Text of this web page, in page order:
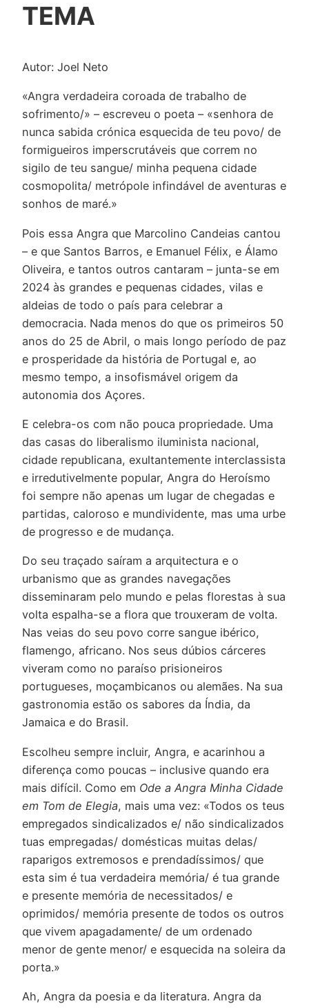
TEMA
Autor: Joel Neto
«Angra verdadeira coroada de trabalho de
sofrimento/» – escreveu o poeta – «senhora de
nunca sabida crónica esquecida de teu povo/ de
formigueiros imperscrutáveis que correm no
sigilo de teu sangue/ minha pequena cidade
cosmopolita/ metrópole infindável de aventuras e
sonhos de maré.»
Pois essa Angra que Marcolino Candeias cantou
– e que Santos Barros, e Emanuel Félix, e Álamo
Oliveira, e tantos outros cantaram – junta-se em
2024 às grandes e pequenas cidades, vilas e
aldeias de todo o país para celebrar a
democracia. Nada menos do que os primeiros 50
anos do 25 de Abril, o mais longo período de paz
e prosperidade da história de Portugal e, ao
mesmo tempo, a insofismável origem da
autonomia dos Açores.
E celebra-os com não pouca propriedade. Uma
das casas do liberalismo iluminista nacional,
cidade republicana, exultantemente interclassista
e irredutivelmente popular, Angra do Heroísmo
foi sempre não apenas um lugar de chegadas e
partidas, caloroso e mundividente, mas uma urbe
de progresso e de mudança.
Do seu traçado saíram a arquitectura e o
urbanismo que as grandes navegações
disseminaram pelo mundo e pelas florestas à sua
volta espalha-se a flora que trouxeram de volta.
Nas veias do seu povo corre sangue ibérico,
flamengo, africano. Nos seus dúbios cárceres
viveram como no paraíso prisioneiros
portugueses, moçambicanos ou alemães. Na sua
gastronomia estão os sabores da Índia, da
Jamaica e do Brasil.
Escolheu sempre incluir, Angra, e acarinhou a
diferença como poucas – inclusive quando era
mais difícil. Como em Ode a Angra Minha Cidade
em Tom de Elegia, mais uma vez: «Todos os teus
empregados sindicalizados e/ não sindicalizados
tuas empregadas/ domésticas muitas delas/
raparigos extremosos e prendadíssimos/ que
esta sim é tua verdadeira memória/ é tua grande
e presente memória de necessitados/ e
oprimidos/ memória presente de todos os outros
que vivem apagadamente/ de um ordenado
menor de gente menor/ e esquecida na soleira da
porta.»
Ah, Angra da poesia e da literatura. Angra da